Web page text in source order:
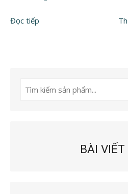
Đọc tiếp
BÀI VIẾT